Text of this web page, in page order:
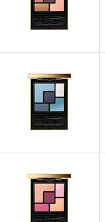
Majorelle
OMBRES À PAUPIÈRES
Couture Palette - 03 Afrique
OMBRES À PAUPIÈRES
Couture Palette - 06 Rive
Gauche